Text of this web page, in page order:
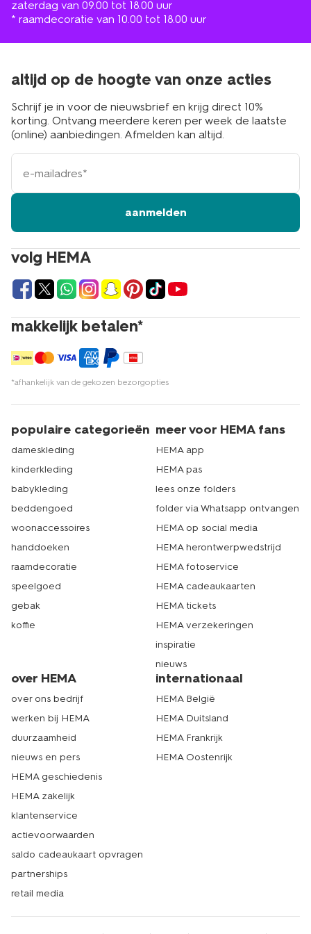
zaterdag van 09.00 tot 18.00 uur
* raamdecoratie van 10.00 tot 18.00 uur
volg HEMA
makkelijk betalen*
*afhankelijk van de gekozen bezorgopties
altijd op de hoogte van onze acties
Schrijf je in voor de nieuwsbrief en krijg direct 10%
korting. Ontvang meerdere keren per week de laatste
(online) aanbiedingen. Afmelden kan altijd.
e-
mailadres
aanmelden
populaire categorieën
dameskleding
kinderkleding
babykleding
beddengoed
woonaccessoires
handdoeken
raamdecoratie
speelgoed
gebak
koffie
meer voor HEMA fans
HEMA app
HEMA pas
lees onze folders
folder via Whatsapp ontvangen
HEMA op social media
HEMA herontwerpwedstrijd
HEMA fotoservice
HEMA cadeaukaarten
HEMA tickets
HEMA verzekeringen
inspiratie
nieuws
over HEMA
over ons bedrijf
werken bij HEMA
duurzaamheid
nieuws en pers
HEMA geschiedenis
HEMA zakelijk
klantenservice
actievoorwaarden
saldo cadeaukaart opvragen
partnerships
retail media
internationaal
HEMA België
HEMA Duitsland
HEMA Frankrijk
HEMA Oostenrijk